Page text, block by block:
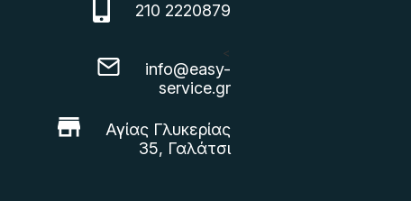
210 2220879
<
info@easy-
service.gr
Αγίας Γλυκερίας
35, Γαλάτσι